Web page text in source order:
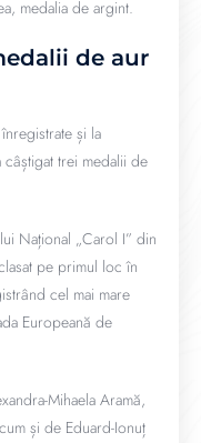
medalia de argint.
de aur
și la
trei medalii de
Național „Carol I” din
pe primul loc în
cel mai mare
Europeană de
Mihaela Aramă,
și de Eduard-Ionuț